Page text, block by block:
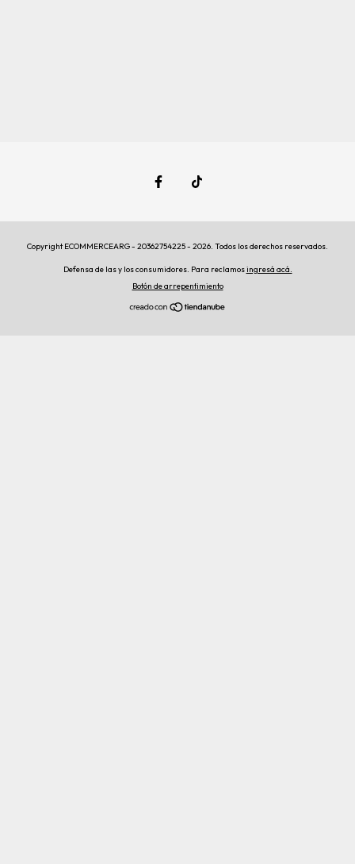
Copyright ECOMMERCEARG - 20362754225 - 2026. Todos los derechos reservados.
Defensa de las y los consumidores. Para reclamosingresá acá.
Botón de arrepentimiento